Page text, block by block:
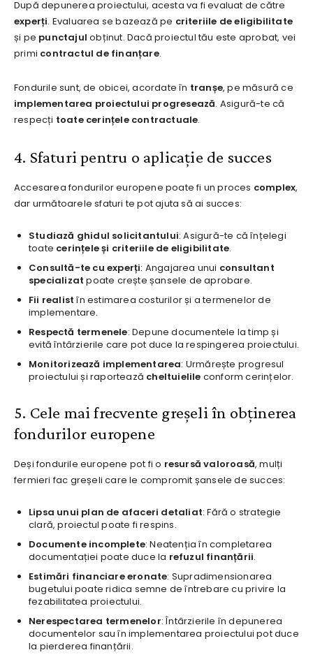
După depunerea proiectului, acesta va fi evaluat de către
experți. Evaluarea se bazează pe criteriile de eligibilitate
și pe punctajul obținut. Dacă proiectul tău este aprobat, vei
primi contractul de finanțare.
Fondurile sunt, de obicei, acordate în tranșe, pe măsură ce
implementarea proiectului progresează. Asigură-te că
respecți toate cerințele contractuale.
4. Sfaturi pentru o aplicație de succes
Accesarea fondurilor europene poate fi un proces complex,
dar următoarele sfaturi te pot ajuta să ai succes:
Studiază ghidul solicitantului: Asigură-te că înțelegi
toate cerințele și criteriile de eligibilitate.
Consultă-te cu experți: Angajarea unui consultant
specializat poate crește șansele de aprobare.
Fii realist în estimarea costurilor și a termenelor de
implementare.
Respectă termenele: Depune documentele la timp și
evită întârzierile care pot duce la respingerea proiectului.
Monitorizează implementarea: Urmărește progresul
proiectului și raportează cheltuielile conform cerințelor.
5. Cele mai frecvente greșeli în obținerea
fondurilor europene
Deși fondurile europene pot fi o resursă valoroasă, mulți
fermieri fac greșeli care le compromit șansele de succes:
Lipsa unui plan de afaceri detaliat: Fără o strategie
clară, proiectul poate fi respins.
Documente incomplete: Neatenția în completarea
documentației poate duce la refuzul finanțării.
Estimări financiare eronate: Supradimensionarea
bugetului poate ridica semne de întrebare cu privire la
fezabilitatea proiectului.
Nerespectarea termenelor: Întârzierile în depunerea
documentelor sau în implementarea proiectului pot duce
la pierderea finanțării.